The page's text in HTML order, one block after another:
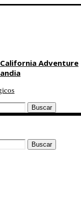
Adventure
Buscar
Buscar